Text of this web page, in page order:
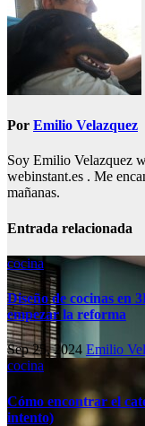
Por Emilio Velazquez
Soy Emilio Velazquez
webinstant.es . Me
mañanas.
Entrada relacionada
cocina
Diseño de cocinas en
empezar la reforma
Sep 25, 2024 Emilio
cocina
Cómo encontrar el
intento)